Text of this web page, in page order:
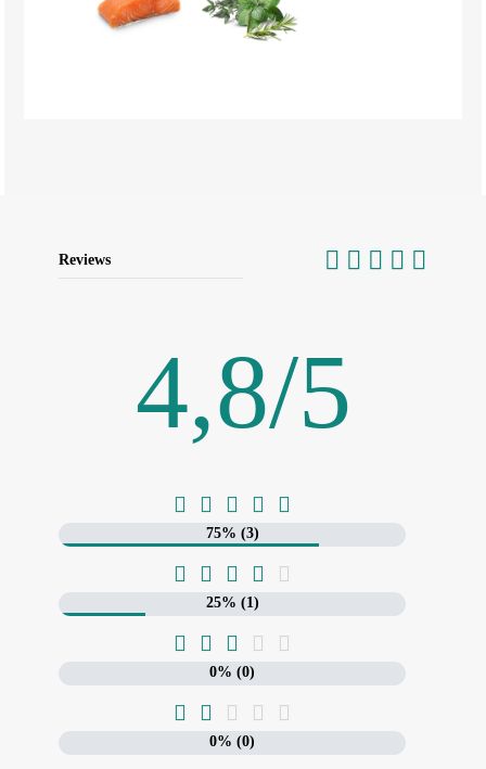
Reviews
4,8/5
    
75% (3)
    
25% (1)
    
0% (0)
    
0% (0)